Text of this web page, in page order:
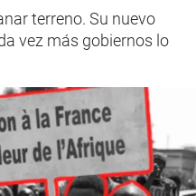
terreno. Su nuevo
vez más gobiernos lo